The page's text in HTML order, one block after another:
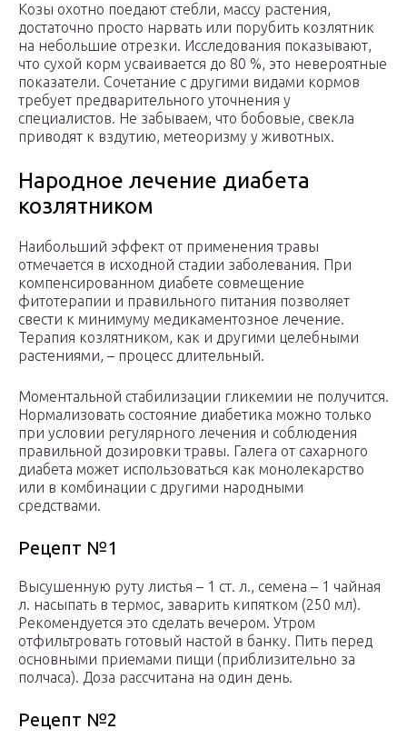
Козы охотно поедают стебли, массу растения,
достаточно просто нарвать или порубить козлятник
на небольшие отрезки. Исследования показывают,
что сухой корм усваивается до 80 %, это невероятные
показатели. Сочетание с другими видами кормов
требует предварительного уточнения у
специалистов. Не забываем, что бобовые, свекла
приводят к вздутию, метеоризму у животных.
Народное лечение диабета
козлятником
Наибольший эффект от применения травы
отмечается в исходной стадии заболевания. При
компенсированном диабете совмещение
фитотерапии и правильного питания позволяет
свести к минимуму медикаментозное лечение.
Терапия козлятником, как и другими целебными
растениями, – процесс длительный.
Моментальной стабилизации гликемии не получится.
Нормализовать состояние диабетика можно только
при условии регулярного лечения и соблюдения
правильной дозировки травы. Галега от сахарного
диабета может использоваться как монолекарство
или в комбинации с другими народными
средствами.
Рецепт №1
Высушенную руту листья – 1 ст. л., семена – 1 чайная
л. насыпать в термос, заварить кипятком (250 мл).
Рекомендуется это сделать вечером. Утром
отфильтровать готовый настой в банку. Пить перед
основными приемами пищи (приблизительно за
полчаса). Доза рассчитана на один день.
Рецепт №2